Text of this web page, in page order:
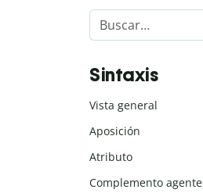
Sintaxis
Vista general
Aposición
Atributo
Complemento agente